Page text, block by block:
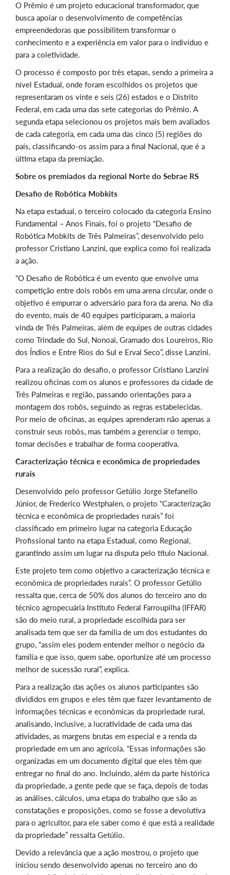
O Prêmio é um projeto educacional transformador, que
busca apoiar o desenvolvimento de competências
empreendedoras que possibilitem transformar o
conhecimento e a experiência em valor para o indivíduo e
para a coletividade.
O processo é composto por três etapas, sendo a primeira a
nível Estadual, onde foram escolhidos os projetos que
representaram os vinte e seis (26) estados e o Distrito
Federal, em cada uma das sete categorias do Prêmio. A
segunda etapa selecionou os projetos mais bem avaliados
de cada categoria, em cada uma das cinco (5) regiões do
país, classificando-os assim para a final Nacional, que é a
última etapa da premiação.
Sobre os premiados da regional Norte do Sebrae RS
Desafio de Robótica Mobkits
Na etapa estadual, o terceiro colocado da categoria Ensino
Fundamental – Anos Finais, foi o projeto “Desafio de
Robótica Mobkits de Três Palmeiras”, desenvolvido pelo
professor Cristiano Lanzini, que explica como foi realizada
a ação.
“O Desafio de Robótica é um evento que envolve uma
competição entre dois robôs em uma arena circular, onde o
objetivo é empurrar o adversário para fora da arena. No dia
do evento, mais de 40 equipes participaram, a maioria
vinda de Três Palmeiras, além de equipes de outras cidades
como Trindade do Sul, Nonoai, Gramado dos Loureiros, Rio
dos Índios e Entre Rios do Sul e Erval Seco”, disse Lanzini.
Para a realização do desafio, o professor Cristiano Lanzini
realizou oficinas com os alunos e professores da cidade de
Três Palmeiras e região, passando orientações para a
montagem dos robôs, seguindo as regras estabelecidas.
Por meio de oficinas, as equipes aprenderam não apenas a
construir seus robôs, mas também a gerenciar o tempo,
tomar decisões e trabalhar de forma cooperativa.
Caracterização técnica e econômica de propriedades
rurais
Desenvolvido pelo professor Getúlio Jorge Stefanello
Júnior, de Frederico Westphalen, o projeto “Caracterização
técnica e econômica de propriedades rurais” foi
classificado em primeiro lugar na categoria Educação
Profissional tanto na etapa Estadual, como Regional,
garantindo assim um lugar na disputa pelo título Nacional.
Este projeto tem como objetivo a caracterização técnica e
econômica de propriedades rurais”. O professor Getúlio
ressalta que, cerca de 50% dos alunos do terceiro ano do
técnico agropecuária Instituto Federal Farroupilha (IFFAR)
são do meio rural, a propriedade escolhida para ser
analisada tem que ser da família de um dos estudantes do
grupo, “assim eles podem entender melhor o negócio da
família e que isso, quem sabe, oportunize até um processo
melhor de sucessão rural”, explica.
Para a realização das ações os alunos participantes são
divididos em grupos e eles têm que fazer levantamento de
informações técnicas e econômicas da propriedade rural,
analisando, inclusive, a lucratividade de cada uma das
atividades, as margens brutas em especial e a renda da
propriedade em um ano agrícola. “Essas informações são
organizadas em um documento digital que eles têm que
entregar no final do ano. Incluindo, além da parte histórica
da propriedade, a gente pede que se faça, depois de todas
as análises, cálculos, uma etapa do trabalho que são as
constatações e proposições, como se fosse a devolutiva
para o agricultor, para ele saber como é que está a realidade
da propriedade” ressalta Getúlio.
Devido a relevância que a ação mostrou, o projeto que
iniciou sendo desenvolvido apenas no terceiro ano do